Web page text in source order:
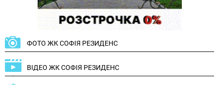
ФОТО ЖК СОФІЯ РЕЗИДЕНС
ВІДЕО ЖК СОФІЯ РЕЗИДЕНС